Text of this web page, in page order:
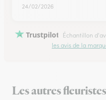
24/02/2026
Trustpilot Échantillon
les avis de la
Les autres